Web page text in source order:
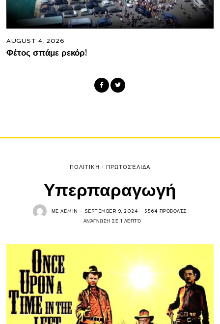
AUGUST 4, 2026
Φέτος σπάμε ρεκόρ!
ΠΟΛΙΤΙΚΉ / ΠΡΩΤΟΣΈΛΙΔΑ
Υπερπαραγωγή
ΜΕADMIN SEPTEMBER 9, 2024 5564 ΠΡΟΒΟΛΈΣ
ΑΝΆΓΝΩΣΗ ΣΕ 1 ΛΕΠΤΌ